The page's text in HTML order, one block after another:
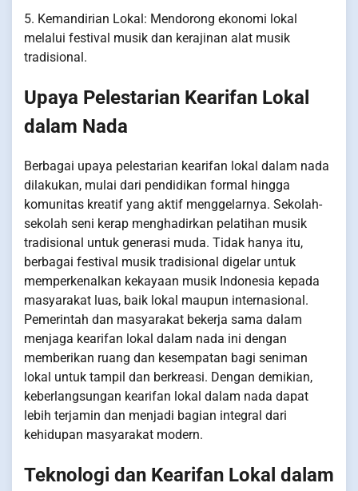
5. Kemandirian Lokal: Mendorong ekonomi lokal
melalui festival musik dan kerajinan alat musik
tradisional.
Upaya Pelestarian Kearifan Lokal
dalam Nada
Berbagai upaya pelestarian kearifan lokal dalam nada
dilakukan, mulai dari pendidikan formal hingga
komunitas kreatif yang aktif menggelarnya. Sekolah-
sekolah seni kerap menghadirkan pelatihan musik
tradisional untuk generasi muda. Tidak hanya itu,
berbagai festival musik tradisional digelar untuk
memperkenalkan kekayaan musik Indonesia kepada
masyarakat luas, baik lokal maupun internasional.
Pemerintah dan masyarakat bekerja sama dalam
menjaga kearifan lokal dalam nada ini dengan
memberikan ruang dan kesempatan bagi seniman
lokal untuk tampil dan berkreasi. Dengan demikian,
keberlangsungan kearifan lokal dalam nada dapat
lebih terjamin dan menjadi bagian integral dari
kehidupan masyarakat modern.
Teknologi dan Kearifan Lokal dalam